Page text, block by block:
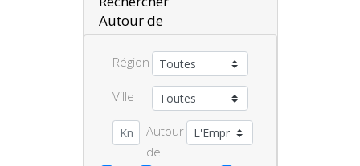
Autour de
Région
Ville
Autour
de